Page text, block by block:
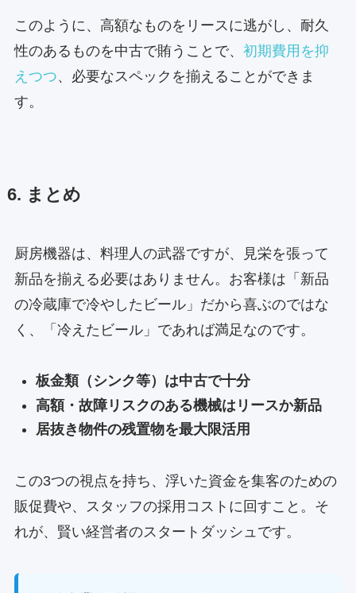
このように、高額なものをリースに逃がし、耐久
性のあるものを中古で賄うことで、 初期費用を抑
えつつ、必要なスペックを揃えることができま
す。
6. まとめ
厨房機器は、料理人の武器ですが、見栄を張って
新品を揃える必要はありません。お客様は「新品
の冷蔵庫で冷やしたビール」だから喜ぶのではな
く、「冷えたビール」であれば満足なのです。
板金類（シンク等）は中古で十分
高額・故障リスクのある機械はリースか新品
居抜き物件の残置物を最大限活用
この3つの視点を持ち、浮いた資金を集客のための
販促費や、スタッフの採用コストに回すこと。そ
れが、賢い経営者のスタートダッシュです。